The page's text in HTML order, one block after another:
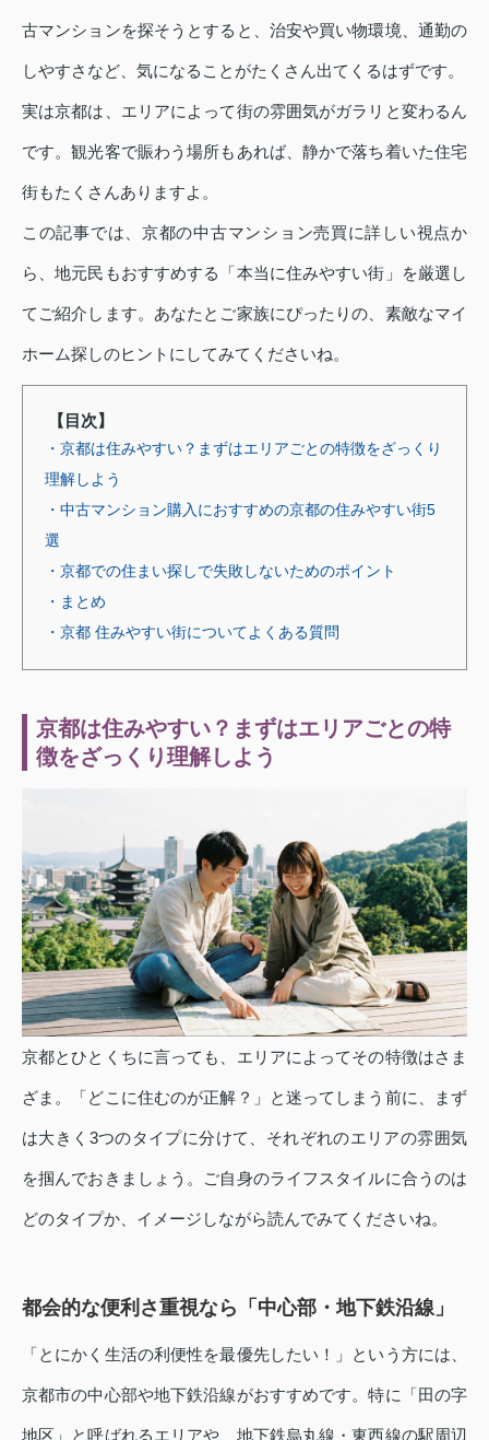
古マンションを探そうとすると、治安や買い物環境、通勤の
しやすさなど、気になることがたくさん出てくるはずです。
実は京都は、エリアによって街の雰囲気がガラリと変わるん
です。観光客で賑わう場所もあれば、静かで落ち着いた住宅
街もたくさんありますよ。
この記事では、京都の中古マンション売買に詳しい視点か
ら、地元民もおすすめする「本当に住みやすい街」を厳選し
てご紹介します。あなたとご家族にぴったりの、素敵なマイ
ホーム探しのヒントにしてみてくださいね。
【目次】
・京都は住みやすい？まずはエリアごとの特徴をざっくり
理解しよう
・中古マンション購入におすすめの京都の住みやすい街5
選
・京都での住まい探しで失敗しないためのポイント
・まとめ
・京都 住みやすい街についてよくある質問
京都は住みやすい？まずはエリアごとの特
徴をざっくり理解しよう
京都とひとくちに言っても、エリアによってその特徴はさま
ざま。「どこに住むのが正解？」と迷ってしまう前に、まず
は大きく3つのタイプに分けて、それぞれのエリアの雰囲気
を掴んでおきましょう。ご自身のライフスタイルに合うのは
どのタイプか、イメージしながら読んでみてくださいね。
都会的な便利さ重視なら「中心部・地下鉄沿線」
「とにかく生活の利便性を最優先したい！」という方には、
京都市の中心部や地下鉄沿線がおすすめです。特に「田の字
地区」と呼ばれるエリアや、地下鉄烏丸線・東西線の駅周辺